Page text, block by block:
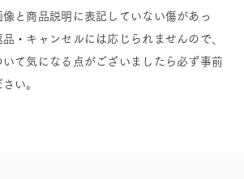
と商品説明に表記していない傷があっ
・キャンセルには応じられませんので、
て気になる点がございましたら必ず事前
い。